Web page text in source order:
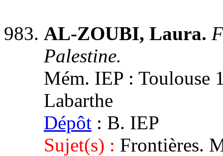
AL-ZOUBI, Laura.
Palestine.
Mém. IEP : Toulouse
Labarthe
Dépôt : B. IEP
Sujet(s) : Frontières.